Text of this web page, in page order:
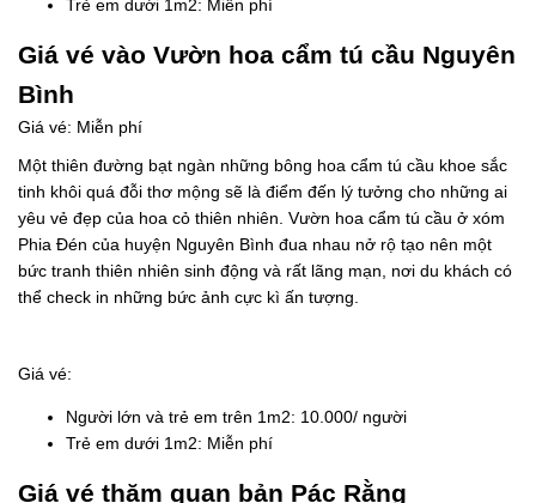
Trẻ em dưới 1m2: Miễn phí
Giá vé vào Vườn hoa cẩm tú cầu Nguyên
Bình
Giá vé: Miễn phí
Một thiên đường bạt ngàn những bông hoa cẩm tú cầu khoe sắc
tinh khôi quá đỗi thơ mộng sẽ là điểm đến lý tưởng cho những ai
yêu vẻ đẹp của hoa cỏ thiên nhiên. Vườn hoa cẩm tú cầu ở xóm
Phia Đén của huyện Nguyên Bình đua nhau nở rộ tạo nên một
bức tranh thiên nhiên sinh động và rất lãng mạn, nơi du khách có
thể check in những bức ảnh cực kì ấn tượng.
Giá vé:
Người lớn và trẻ em trên 1m2: 10.000/ người
Trẻ em dưới 1m2: Miễn phí
Giá vé thăm quan bản Pác Rằng